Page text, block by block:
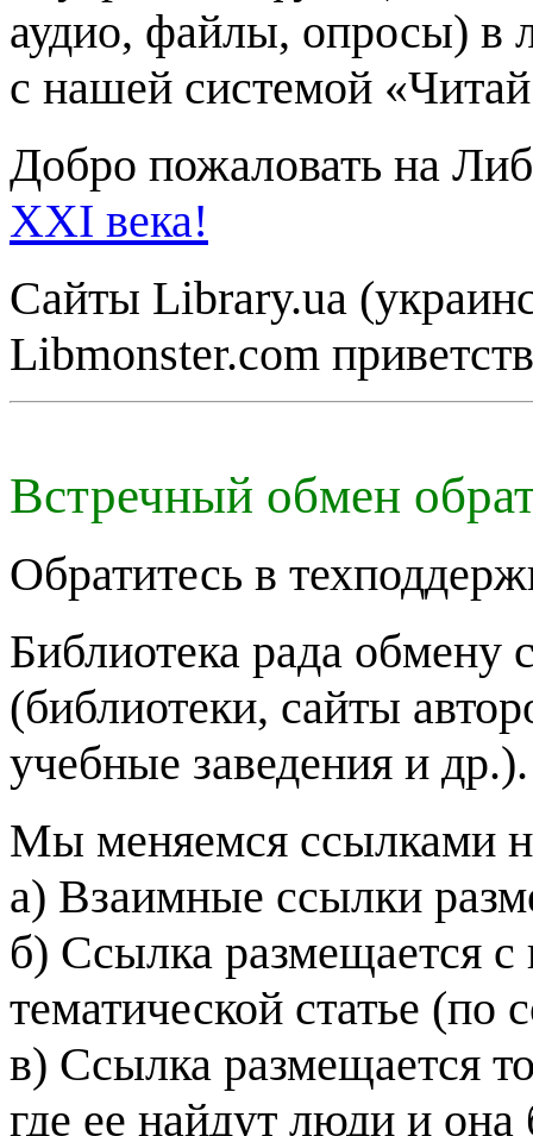
аудио, файлы, опросы) в
с нашей системой
Добро пожаловать на
XXI века!
Сайты Library.ua
Libmonster.com
Встречный обмен
Обратитесь в
Библиотека рада обмену
(библиотеки, сайты
учебные заведения и др.).
Мы меняемся ссылками
а) Взаимные ссылки
б) Ссылка размещается
тематической статье (по
в) Ссылка размещается
где ее найдут люди и она